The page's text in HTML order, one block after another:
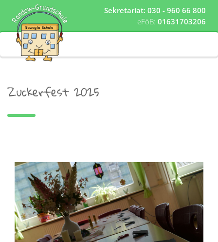
Sekretariat: 030 - 960 66 800
eFöB: 01631703206
Zuckerfest 2025